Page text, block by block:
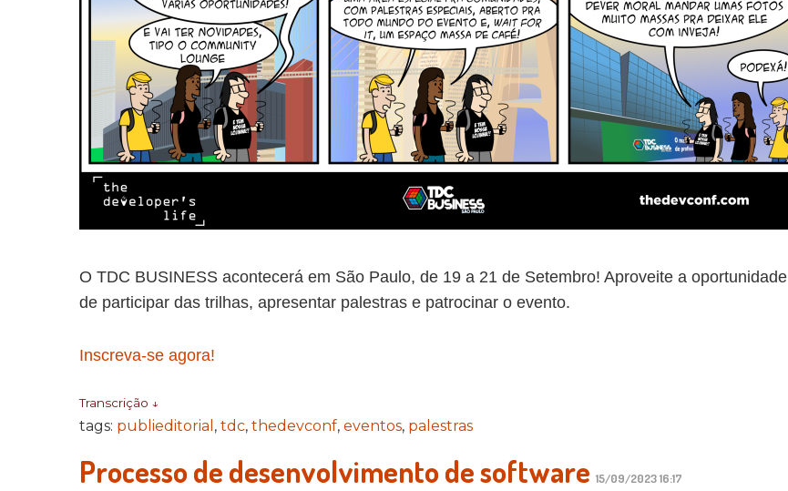
O TDC BUSINESS acontecerá em São Paulo, de 19 a 21 de Setembro! Aproveite a oportunidade
de participar das trilhas, apresentar palestras e patrocinar o evento.
Inscreva-se agora!
Transcrição ↓
tags: publieditorial , tdc, thedevconf, eventos, palestras
Processo de desenvolvimento de software 15/09/2023 16:17